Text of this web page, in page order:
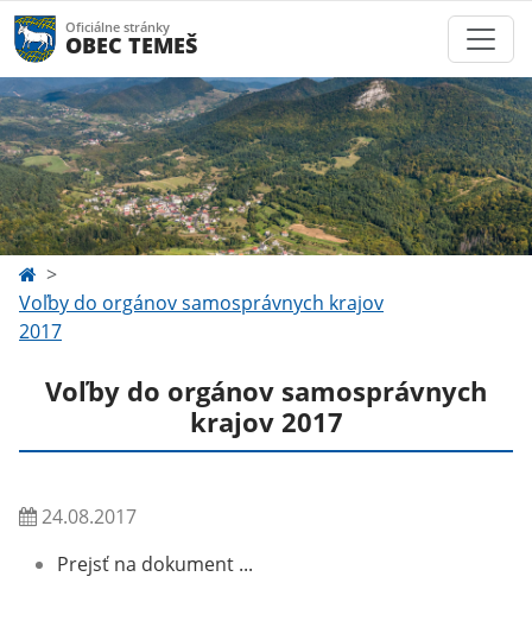
Oficiálne stránky
OBEC TEMEŠ
Voľby do orgánov samosprávnych krajov
2017
Voľby do orgánov samosprávnych
krajov 2017
24.08.2017
Prejsť na dokument ...